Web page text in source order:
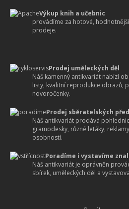
Výkup knih a učebnic
provádíme za hotové,
prodeje.
Prodej uměleckých děl
Náš kamenný antikvariát nabízí
listy, kvalitní reprodukce obrazů,
novoročenky.
Prodej sběratelských
Náš antikvariát prodává
gramodesky, různé letáky,
osobností.
Poradíme i vystavíme
Náš antikvariát je oprávněn
sbírek, uměleckých děl a